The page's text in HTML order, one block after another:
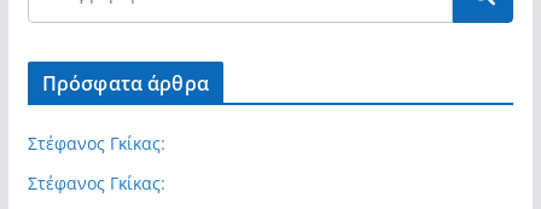
Πρόσφατα άρθρα
Στέφανος Γκίκας:
Στέφανος Γκίκας: